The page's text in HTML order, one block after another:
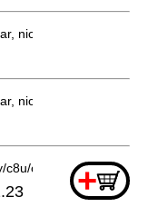
nicht bestellbar
nicht bestellbar
c8u/c9u/dh50sa/sa1/
+